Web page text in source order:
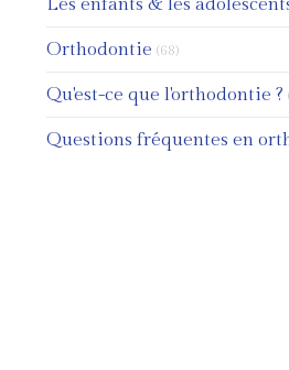
Les enfants & les
Orthodontie (68)Articles Count
Qu'est-ce que l'orthodontie ?
Questions fréquentes en